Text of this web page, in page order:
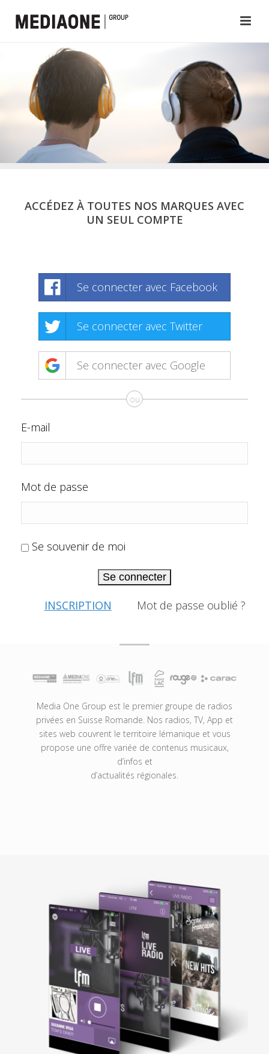
ACCÉDEZ À TOUTES NOS MARQUES AVEC
UN SEUL COMPTE
Se connecter avec Facebook
Se connecter avec Twitter
Se connecter avec Google
ou
E-mail
Mot de passe
Se souvenir de moi
Se connecter
INSCRIPTION Mot de passe oublié ?
Media One Group est le premier groupe de radios
privées en Suisse Romande. Nos radios, TV, App et
sites web couvrent le territoire lémanique et vous
propose une offre variée de contenus musicaux,
d’infos et
d’actualités régionales.